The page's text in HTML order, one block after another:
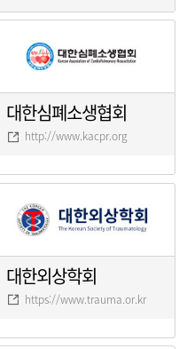
대한심폐소생협회
http://www.kacpr.org
대한외상학회
https://www.trauma.or.kr